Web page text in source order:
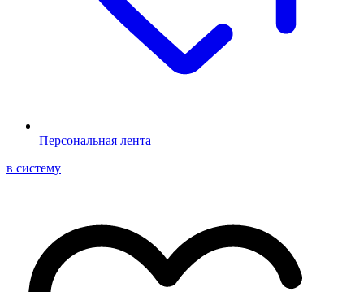
Персональная лента
в систему